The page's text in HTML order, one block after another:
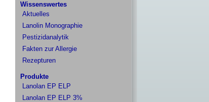
Wissenswertes
Aktuelles
Lanolin Monographie
Pestizidanalytik
Fakten zur Allergie
Rezepturen
Produkte
Lanolan EP ELP
Lanolan EP ELP 3%